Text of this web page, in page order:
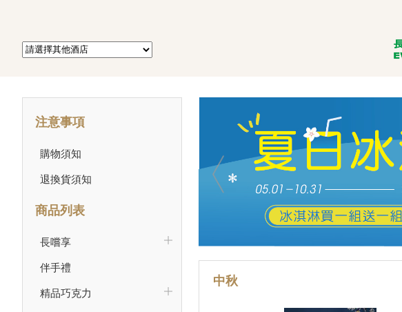
注意事項
購物須知
退換貨須知
商品列表
長嚐享
伴手禮
精品巧克力
中秋